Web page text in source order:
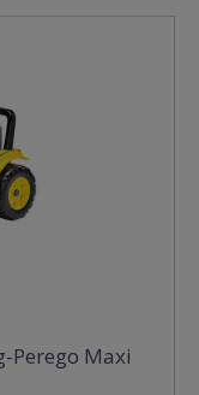
Perego Maxi